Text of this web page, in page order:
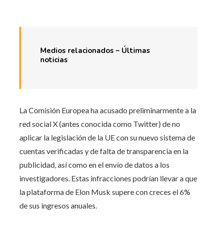
Medios relacionados – Últimas
noticias
La Comisión Europea ha acusado preliminarmente a la
red social X (antes conocida como Twitter) de no
aplicar la legislación de la UE con su nuevo sistema de
cuentas verificadas y de falta de transparencia en la
publicidad, así como en el envío de datos a los
investigadores. Estas infracciones podrían llevar a que
la plataforma de Elon Musk supere con creces el 6%
de sus ingresos anuales.